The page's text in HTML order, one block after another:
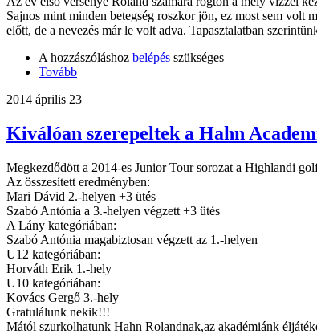
Sajnos mint minden betegség roszkor jön, ez most sem volt
előtt, de a nevezés már le volt adva. Tapasztalatban
A hozzászóláshoz belépés szükséges
Tovább
2014 április 23
Kiválóan szerepeltek a Hahn
Megkezdődött a 2014-es Junior Tour sorozat a Highlandi
Az összesített eredményben:
Mari Dávid 2.-helyen +3 ütés
Szabó Antónia a 3.-helyen végzett +3 ütés
A Lány kategóriában:
Szabó Antónia magabiztosan végzett az 1.-helyen
U12 kategóriában:
Horváth Erik 1.-hely
U10 kategóriában:
Kovács Gergő 3.-hely
Gratulálunk nekik!!!
Mától szurkolhatunk Hahn Rolandnak,az akadémiánk